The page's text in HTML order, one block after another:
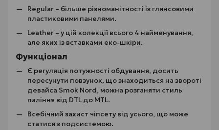
Regular – більше різноманітності із глянсовими
пластиковими панелями.
Leather – у цій колекції всього 4 найменування,
але яких із вставками еко-шкіри.
Функціонал
Є регуляція потужності обдування, досить
пересунути повзунок, що знаходиться на звороті
девайса Smok Nord, можна розганяти стиль
паління від DTL до MTL.
Всебічний захист чіпсету від усього, що може
статися з подсистемою.